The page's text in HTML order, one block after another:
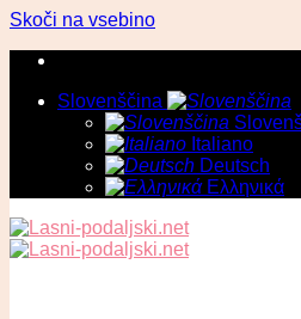
Skoči na vsebino
Slovenščina
Italiano
Deutsch
Ελληνικά